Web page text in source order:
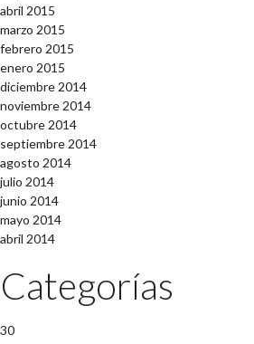
abril 2015
marzo 2015
febrero 2015
enero 2015
diciembre 2014
noviembre 2014
octubre 2014
septiembre 2014
agosto 2014
julio 2014
junio 2014
mayo 2014
abril 2014
Categorías
30